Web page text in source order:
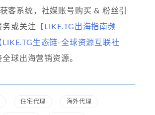
客系统，社媒账号购买 & 粉丝引
务或关注 【LIKE.TG出海指南频
LIKE.TG生态链-全球资源互联社
全球出海营销资源。
住宅代理 海外代理